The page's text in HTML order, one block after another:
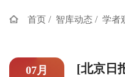
首页 / 智库动态 / 学者
07月
[北京日